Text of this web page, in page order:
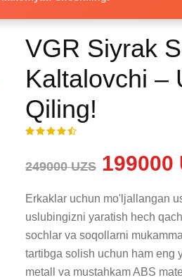
VGR Siyrak
Kaltalovchi –
Qiling!
249000 UZS 199000
Erkaklar uchun mo'ljallangan
uslubingizni yaratish hech
sochlar va soqollarni
tartibga solish uchun ham eng
metall va mustahkam ABS